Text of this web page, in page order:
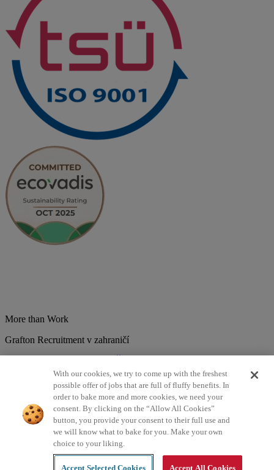
More than Work
Grafton Recruitment v zahraničí
Francúzsko Holandsko India Kolumbia Litva Lotyšsko
Mexiko Nemecko Nórsko Poľsko Portugalsko
Slovensko Španielsko Srbsko Švajčiarsko Taliansko
Turecko Veľká Británia
©2026 Všetky práva vyhradené Grafton Recruitment
Zásady spracovania osobných údajov
Digitálna dostupnosť
With our cookies, we try to come up with the freshest
possible offer of jobs that are full of fluffy benefits. In
order to bake more and more cookies, we need your
consent. By clicking on the “Allow All Cookies”
button, you provide your consent to their full use and
we will know what to bake for you. Make your own
choice to your liking.
Accept Selected Cookies Accept All Cookies